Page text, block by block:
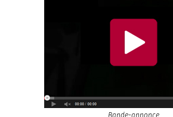
Bande-annonce